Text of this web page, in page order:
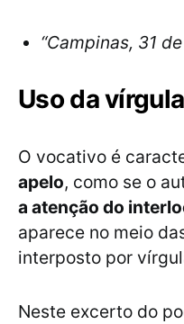
“Campinas, 31
Uso da
O vocativo é
apelo, como se o
a atenção do
aparece no meio
interposto por
Neste excerto do